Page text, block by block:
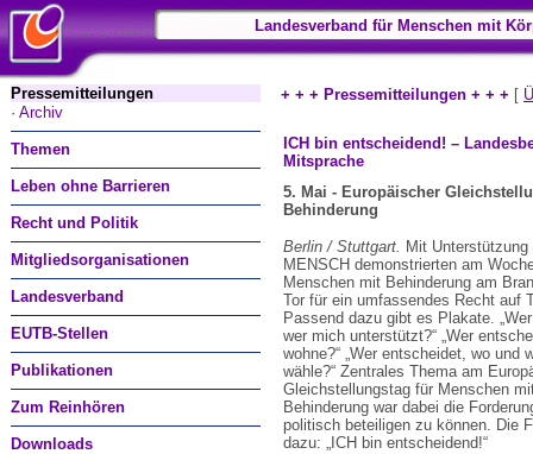
Landesverband für Menschen mit
Pressemitteilungen
· Archiv
Themen
Leben ohne Barrieren
Recht und Politik
Mitgliedsorganisationen
Landesverband
EUTB-Stellen
Publikationen
Zum Reinhören
Downloads
+ + + Pressemitteilungen + + + [
ICH bin entscheidend! –
Mitsprache
5. Mai - Europäischer
Behinderung
Berlin / Stuttgart. Mit Unterstützung
MENSCH demonstrierten am
Menschen mit Behinderung am
Tor für ein umfassendes Recht auf
Passend dazu gibt es Plakate.
wer mich unterstützt?“ „Wer
wohne?“ „Wer entscheidet, wo und
wähle?“ Zentrales Thema am
Gleichstellungstag für Menschen
Behinderung war dabei die
politisch beteiligen zu können. Die
dazu: „ICH bin entscheidend!“